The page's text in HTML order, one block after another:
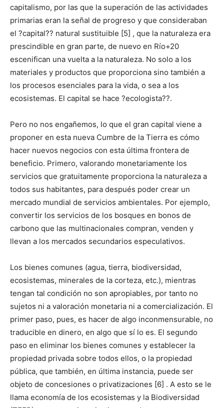
capitalismo, por las que la superación de las actividades
primarias eran la señal de progreso y que consideraban
el ?capital?? natural sustituible [5] , que la naturaleza era
prescindible en gran parte, de nuevo en Río+20
escenifican una vuelta a la naturaleza. No solo a los
materiales y productos que proporciona sino también a
los procesos esenciales para la vida, o sea a los
ecosistemas. El capital se hace ?ecologista??.
Pero no nos engañemos, lo que el gran capital viene a
proponer en esta nueva Cumbre de la Tierra es cómo
hacer nuevos negocios con esta última frontera de
beneficio. Primero, valorando monetariamente los
servicios que gratuitamente proporciona la naturaleza a
todos sus habitantes, para después poder crear un
mercado mundial de servicios ambientales. Por ejemplo,
convertir los servicios de los bosques en bonos de
carbono que las multinacionales compran, venden y
llevan a los mercados secundarios especulativos.
Los bienes comunes (agua, tierra, biodiversidad,
ecosistemas, minerales de la corteza, etc.), mientras
tengan tal condición no son apropiables, por tanto no
sujetos ni a valoración monetaria ni a comercialización. El
primer paso, pues, es hacer de algo inconmensurable, no
traducible en dinero, en algo que sí lo es. El segundo
paso en eliminar los bienes comunes y establecer la
propiedad privada sobre todos ellos, o la propiedad
pública, que también, en última instancia, puede ser
objeto de concesiones o privatizaciones [6] . A esto se le
llama economía de los ecosistemas y la Biodiversidad